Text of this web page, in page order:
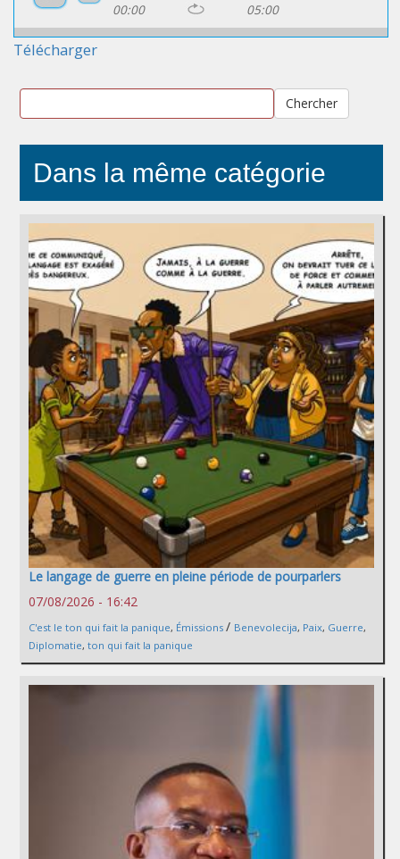
00:00 05:00
Télécharger
Chercher
Dans la même catégorie
Le langage de guerre en pleine période de pourparlers
07/08/2026 - 16:42
C'est le ton qui fait la panique, Émissions / Benevolecija, Paix, Guerre,
Diplomatie, ton qui fait la panique